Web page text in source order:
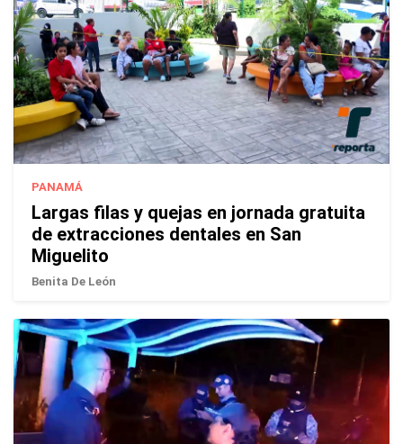
PANAMÁ
Largas filas y quejas en jornada gratuita
de extracciones dentales en San
Miguelito
Benita De León